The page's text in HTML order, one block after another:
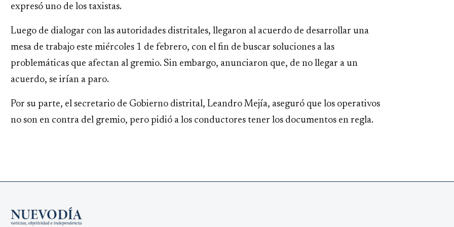
expresó uno de los taxistas.
Luego de dialogar con las autoridades distritales, llegaron al acuerdo de desarrollar una
mesa de trabajo este miércoles 1 de febrero, con el fin de buscar soluciones a las
problemáticas que afectan al gremio. Sin embargo, anunciaron que, de no llegar a un
acuerdo, se irían a paro.
Por su parte, el secretario de Gobierno distrital, Leandro Mejía, aseguró que los operativos
no son en contra del gremio, pero pidió a los conductores tener los documentos en regla.